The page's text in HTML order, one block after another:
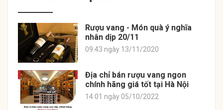
Rượu vang - Món quà ý nghĩa
nhân dịp 20/11
09:43 ngày 13/11/2020
Địa chỉ bán rượu vang ngon
chính hãng giá tốt tại Hà Nội
14:01 ngày 05/10/2022